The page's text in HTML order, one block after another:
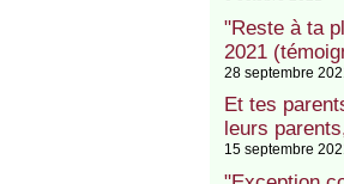
"Reste à ta
2021
28 septembre
Et tes
leurs
15 septembre